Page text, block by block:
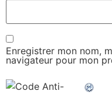
Enregistrer mon nom,
navigateur pour mon